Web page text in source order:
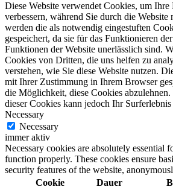
Diese Website verwendet Cookies, um Ihre
verbessern, während Sie durch die Website
werden die als notwendig eingestuften
gespeichert, da sie für das Funktionieren
Funktionen der Website unerlässlich sind.
Cookies von Dritten, die uns helfen zu
verstehen, wie Sie diese Website nutzen.
mit Ihrer Zustimmung in Ihrem Browser
die Möglichkeit, diese Cookies
dieser Cookies kann jedoch Ihr
Necessary
Necessary
immer aktiv
Necessary cookies are absolutely essential
function properly. These cookies ensure
security features of the website,
Cookie
Dauer